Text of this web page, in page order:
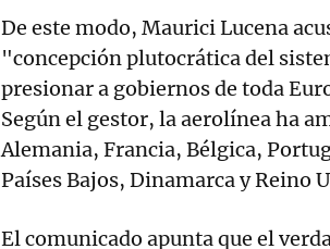
De este modo, Maurici Lucena
"concepción plutocrática del
presionar a gobiernos de toda
Según el gestor, la aerolínea ha
Alemania, Francia, Bélgica,
Países Bajos, Dinamarca y Reino
El comunicado apunta que el